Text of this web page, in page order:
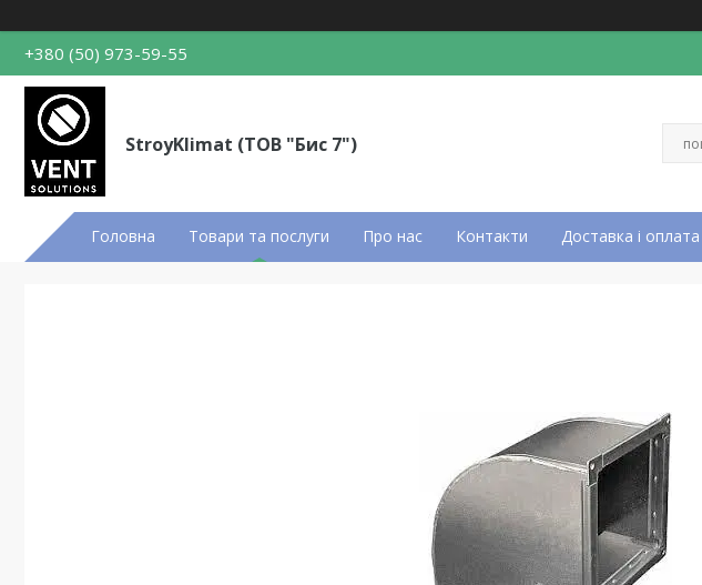
+380 (50) 973-59-55
StroyKlimat (ТОВ "Бис 7")
Головна Товари та послуги Про нас Контакти Доставка і оплата